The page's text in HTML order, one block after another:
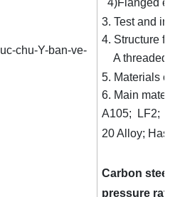
4)Flanged
Test and
Structure
A threaded
Materials
Main
A105; LF2;
20 Alloy;
Carbon steel
pressure rate